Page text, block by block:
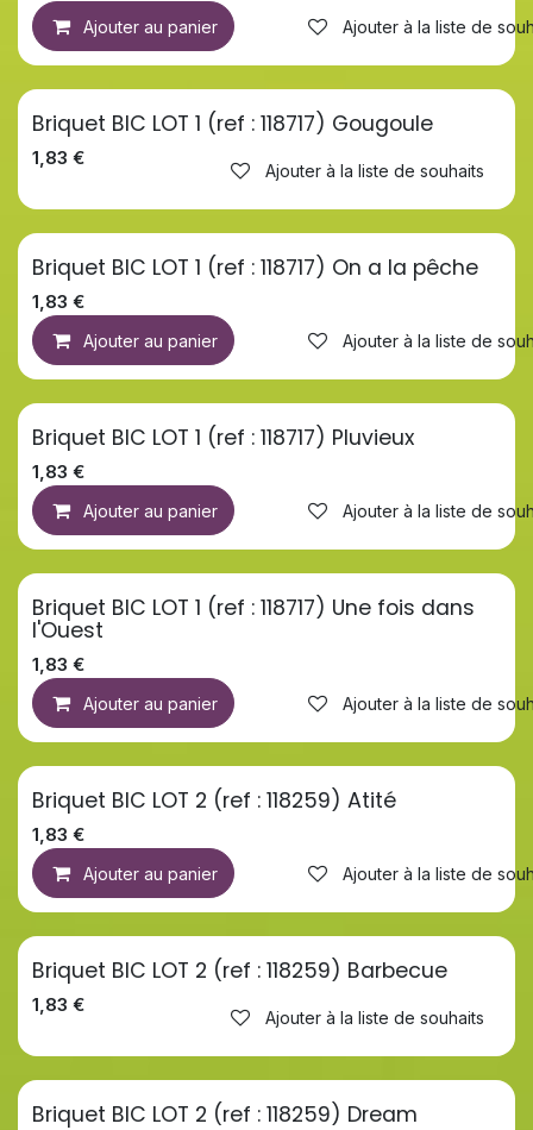
Ajouter au panier Ajouter à la liste de
Briquet BIC LOT 1 (ref : 118717) Gougoule
1,83 €
Ajouter à la liste de souhaits
Briquet BIC LOT 1 (ref : 118717) On a la pêche
1,83 €
Ajouter au panier Ajouter à la liste de
Briquet BIC LOT 1 (ref : 118717) Pluvieux
1,83 €
Ajouter au panier Ajouter à la liste de
Briquet BIC LOT 1 (ref : 118717) Une fois dans
l'Ouest
1,83 €
Ajouter au panier Ajouter à la liste de
Briquet BIC LOT 2 (ref : 118259) Atité
1,83 €
Ajouter au panier Ajouter à la liste de
Briquet BIC LOT 2 (ref : 118259) Barbecue
1,83 €
Ajouter à la liste de souhaits
Briquet BIC LOT 2 (ref : 118259) Dream